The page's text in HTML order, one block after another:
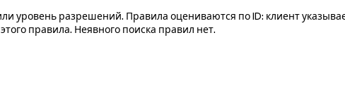
уровень разрешений. Правила оцениваются по ID: клиент
правила. Неявного поиска правил нет.